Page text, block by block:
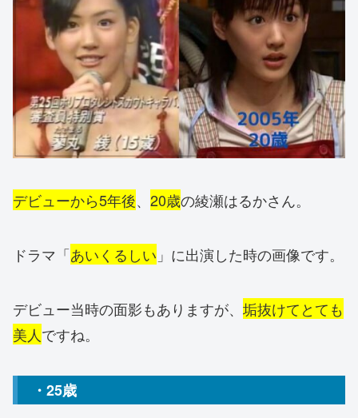
デビューから5年後、 20歳の綾瀬はるかさん。
ドラマ「あいくるしい 」に出演した時の画像です。
デビュー当時の面影もありますが、 垢抜けてとても
美人ですね。
・25歳